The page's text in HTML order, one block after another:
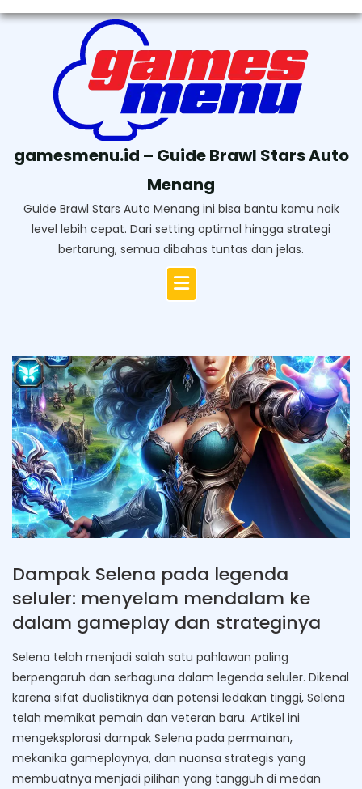
gamesmenu.id – Guide Brawl Stars Auto
Menang
Guide Brawl Stars Auto Menang ini bisa bantu kamu naik
level lebih cepat. Dari setting optimal hingga strategi
bertarung, semua dibahas tuntas dan jelas.
Dampak Selena pada legenda
seluler: menyelam mendalam ke
dalam gameplay dan strateginya
Selena telah menjadi salah satu pahlawan paling
berpengaruh dan serbaguna dalam legenda seluler. Dikenal
karena sifat dualistiknya dan potensi ledakan tinggi, Selena
telah memikat pemain dan veteran baru. Artikel ini
mengeksplorasi dampak Selena pada permainan,
mekanika gameplaynya, dan nuansa strategis yang
membuatnya menjadi pilihan yang tangguh di medan